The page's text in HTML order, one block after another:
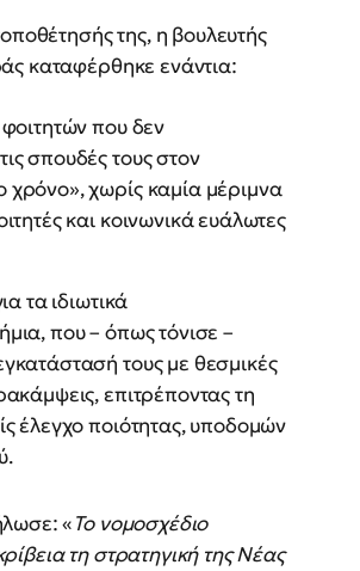
της, η βουλευτής
καταφέρθηκε ενάντια:
που δεν
σπουδές τους στον
χωρίς καμία μέριμνα
και κοινωνικά ευάλωτες
τα ιδιωτικά
που – όπως τόνισε –
τους με θεσμικές
επιτρέποντας τη
έλεγχο ποιότητας, υποδομών
«Το νομοσχέδιο
τη στρατηγική της Νέας